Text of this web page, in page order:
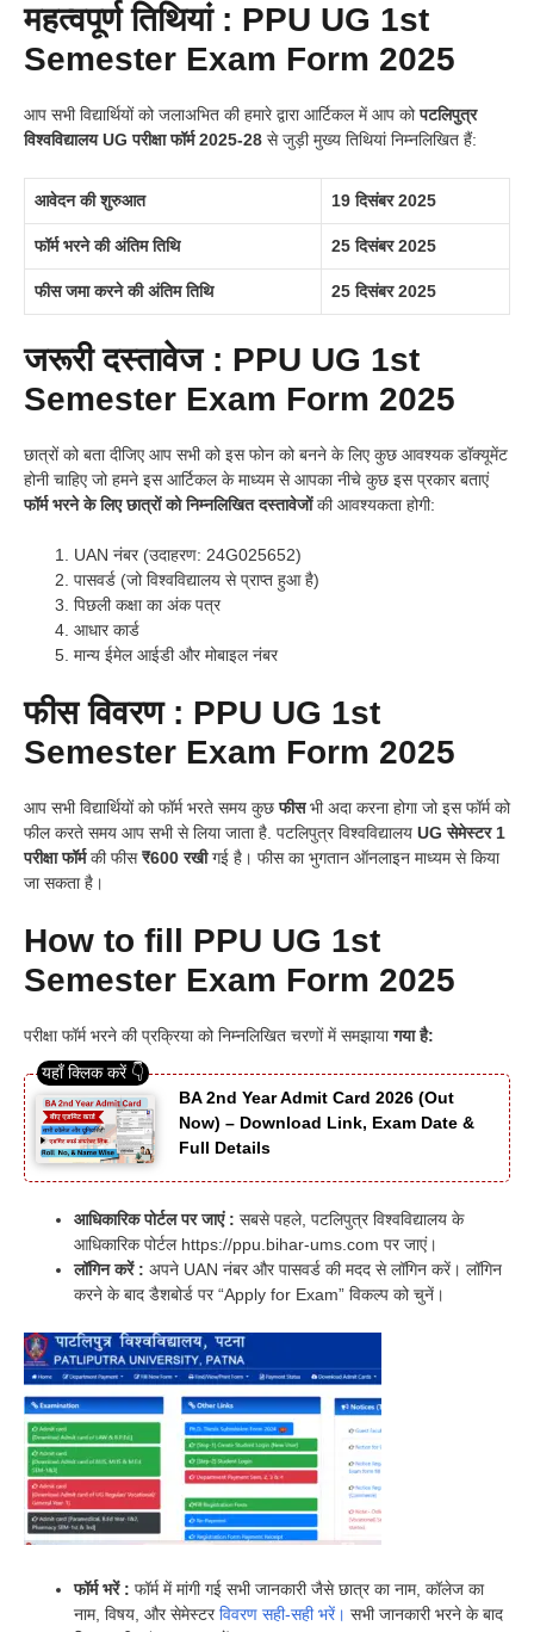
महत्वपूर्ण तिथियां : PPU UG 1st
Semester Exam Form 2025
आप सभी विद्यार्थियों को जलाअभित की हमारे द्वारा आर्टिकल में आप कोपटलिपुत्र
विश्वविद्यालय UG परीक्षा फॉर्म 2025-28 से जुड़ी मुख्य तिथियां निम्नलिखित हैं:
आवेदन की शुरुआत 19 दिसंबर 2025
फॉर्म भरने की अंतिम तिथि 25 दिसंबर 2025
फीस जमा करने की अंतिम तिथि 25 दिसंबर 2025
जरूरी दस्तावेज : PPU UG 1st
Semester Exam Form 2025
छात्रों को बता दीजिए आप सभी को इस फोन को बनने के लिए कुछ आवश्यक डॉक्यूमेंट
होनी चाहिए जो हमने इस आर्टिकल के माध्यम से आपका नीचे कुछ इस प्रकार बताएं
फॉर्म भरने के लिए छात्रों को निम्नलिखित दस्तावेजोंकी आवश्यकता होगी:
UAN नंबर (उदाहरण: 24G025652)
पासवर्ड (जो विश्वविद्यालय से प्राप्त हुआ है)
पिछली कक्षा का अंक पत्र
आधार कार्ड
मान्य ईमेल आईडी और मोबाइल नंबर
फीस विवरण : PPU UG 1st
Semester Exam Form 2025
आप सभी विद्यार्थियों को फॉर्म भरते समय कुछफीसभी अदा करना होगा जो इस फॉर्म को
फील करते समय आप सभी से लिया जाता है. पटलिपुत्र विश्वविद्यालय UG सेमेस्टर 1
परीक्षा फॉर्मकी फीस₹600 रखीगई है। फीस का भुगतान ऑनलाइन माध्यम से किया
जा सकता है।
How to fill PPU UG 1st
Semester Exam Form 2025
परीक्षा फॉर्म भरने की प्रक्रिया को निम्नलिखित चरणों में समझायागया है:
BA 2nd Year Admit Card 2026 (Out
Now) – Download Link, Exam Date &
Full Details
आधिकारिक पोर्टल पर जाएं : सबसे पहले, पटलिपुत्र विश्वविद्यालय के
आधिकारिक पोर्टल https://ppu.bihar-ums.com पर जाएं।
लॉगिन करें : अपने UAN नंबर और पासवर्ड की मदद से लॉगिन करें। लॉगिन
करने के बाद डैशबोर्ड पर “Apply for Exam” विकल्प को चुनें।
फॉर्म भरें : फॉर्म में मांगी गई सभी जानकारी जैसे छात्र का नाम, कॉलेज का
नाम, विषय, और सेमेस्टरविवरण सही-सही भरें। सभी जानकारी भरने के बाद